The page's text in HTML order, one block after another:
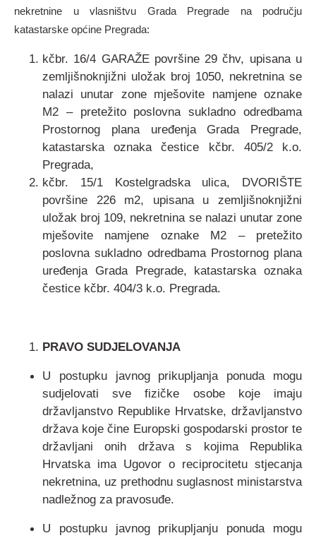
nekretnine u vlasništvu Grada Pregrade na području
katastarske općine Pregrada:
kčbr. 16/4 GARAŽE površine 29 čhv, upisana u
zemljišnoknjižni uložak broj 1050, nekretnina se
nalazi unutar zone mješovite namjene oznake
M2 – pretežito poslovna sukladno odredbama
Prostornog plana uređenja Grada Pregrade,
katastarska oznaka čestice kčbr. 405/2 k.o.
Pregrada,
kčbr. 15/1 Kostelgradska ulica, DVORIŠTE
površine 226 m2, upisana u zemljišnoknjižni
uložak broj 109, nekretnina se nalazi unutar zone
mješovite namjene oznake M2 – pretežito
poslovna sukladno odredbama Prostornog plana
uređenja Grada Pregrade, katastarska oznaka
čestice kčbr. 404/3 k.o. Pregrada.
PRAVO SUDJELOVANJA
U postupku javnog prikupljanja ponuda mogu
sudjelovati sve fizičke osobe koje imaju
državljanstvo Republike Hrvatske, državljanstvo
država koje čine Europski gospodarski prostor te
državljani onih država s kojima Republika
Hrvatska ima Ugovor o reciprocitetu stjecanja
nekretnina, uz prethodnu suglasnost ministarstva
nadležnog za pravosuđe.
U postupku javnog prikupljanju ponuda mogu